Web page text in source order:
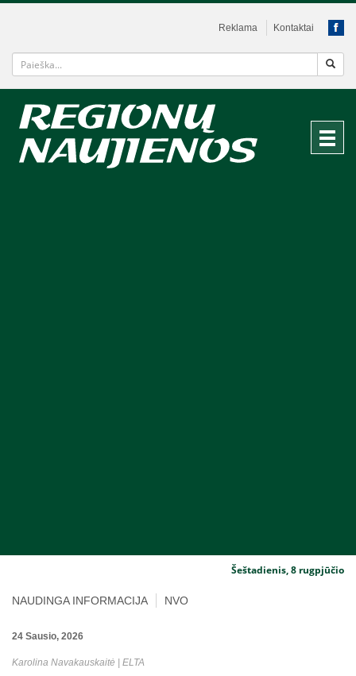
Reklama Kontaktai
Šeštadienis, 8 rugpjūčio
NAUDINGA INFORMACIJA NVO
24 Sausio, 2026
Karolina Navakauskaitė | ELTA